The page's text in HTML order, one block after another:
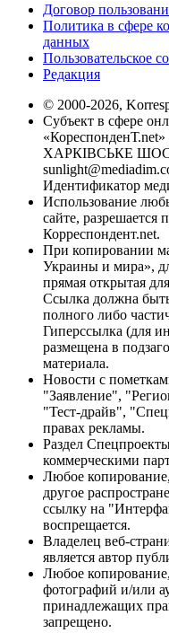
Договор
Политика в сфере
данных
Пользовательское
Редакция
© 2000-2026,
Субъект в сфере
ХАРКІВСЬКЕ ШОСЕ,
Идентификатор
Использование
сайте, разрешается
Корреспондент.net.
При копировании
Украины и мира»,
прямая открытая
Ссылка должна
полного либо
Гиперссылка (для
размещена в
материала.
Новости с
"Заявление",
"Тест-драйв",
правах рекламы.
Раздел
коммерческими
Любое
другое
ссылку на
воспрещается.
Владелец веб-
является автор
Любое
фотографий и/или
принадлежащих
запрещено.